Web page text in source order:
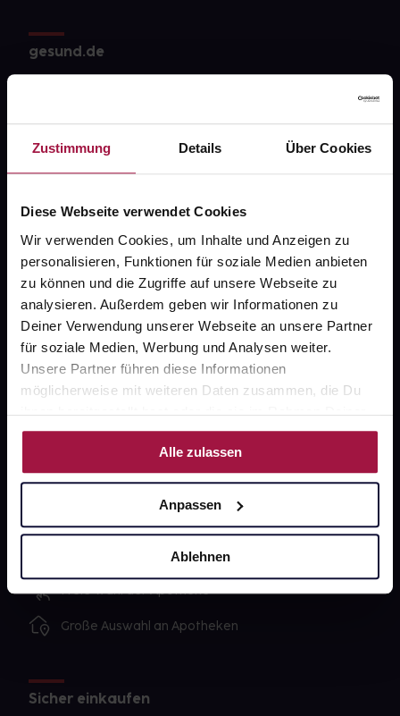
Zustimmung Details Über Cookies
Diese Webseite verwendet Cookies
Wir verwenden Cookies, um Inhalte und Anzeigen zu
personalisieren, Funktionen für soziale Medien anbieten
zu können und die Zugriffe auf unsere Webseite zu
analysieren. Außerdem geben wir Informationen zu
Deiner Verwendung unserer Webseite an unsere Partner
für soziale Medien, Werbung und Analysen weiter.
Unsere Partner führen diese Informationen
möglicherweise mit weiteren Daten zusammen, die Du
ihnen bereitgestellt hast oder die sie im Rahmen Deiner
Nutzung der Dienste gesammelt haben.
Alle zulassen
Anpassen
Ablehnen
gesund.de
Karriere
Newsletter
gesund-versorger.de
Sanitätshäuser
Datenschutz
AGB
Impressum
Ausgewählte Wunschprodukte sofort abholbereit
Lieferung für sofort verfügbare Artikel meist am
selben Tag möglich
Freie Wahl der Apotheke
Große Auswahl an Apotheken
Sicher einkaufen